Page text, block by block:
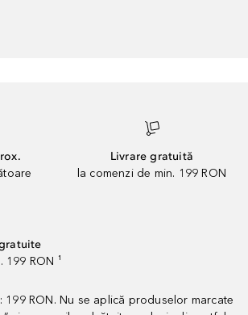
Livrare gratuită
la comenzi de min. 199 RON
199 RON ¹
199 RON. Nu se aplică produselor marcate